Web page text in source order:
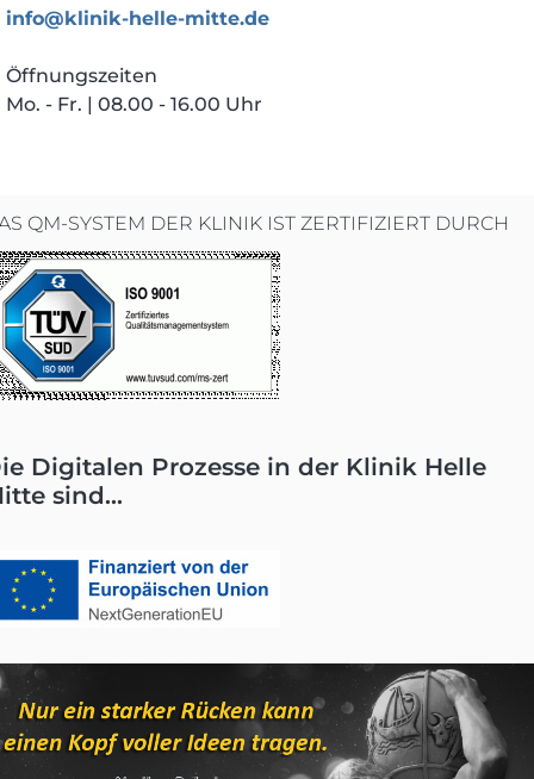
info@klinik-helle-mitte.de
Öffnungszeiten
Mo. - Fr. | 08.00 - 16.00 Uhr
QM-SYSTEM DER KLINIK IST ZERTIFIZIERT DURCH
Digitalen Prozesse in der Klinik Helle
sind...